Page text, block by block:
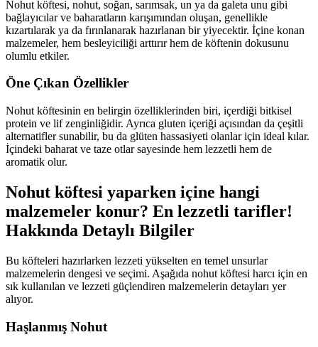
Nohut köftesi, nohut, soğan, sarımsak, un ya da galeta unu gibi
bağlayıcılar ve baharatların karışımından oluşan, genellikle
kızartılarak ya da fırınlanarak hazırlanan bir yiyecektir. İçine konan
malzemeler, hem besleyiciliği arttırır hem de köftenin dokusunu
olumlu etkiler.
Öne Çıkan Özellikler
Nohut köftesinin en belirgin özelliklerinden biri, içerdiği bitkisel
protein ve lif zenginliğidir. Ayrıca gluten içeriği açısından da çeşitli
alternatifler sunabilir, bu da glüten hassasiyeti olanlar için ideal kılar.
İçindeki baharat ve taze otlar sayesinde hem lezzetli hem de
aromatik olur.
Nohut köftesi yaparken içine hangi
malzemeler konur? En lezzetli tarifler!
Hakkında Detaylı Bilgiler
Bu köfteleri hazırlarken lezzeti yükselten en temel unsurlar
malzemelerin dengesi ve seçimi. Aşağıda nohut köftesi harcı için en
sık kullanılan ve lezzeti güçlendiren malzemelerin detayları yer
alıyor.
Haşlanmış Nohut